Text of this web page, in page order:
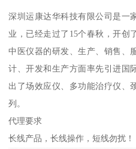
深圳运康达华科技有限公司是一
业，已经走过了15个春秋，开创
中医仪器的研发、生产、销售、
计、开发和生产方面率先引进国
出了场效应仪、多功能治疗仪、
列。
代理要求
长线产品，长线操作，短线勿扰！